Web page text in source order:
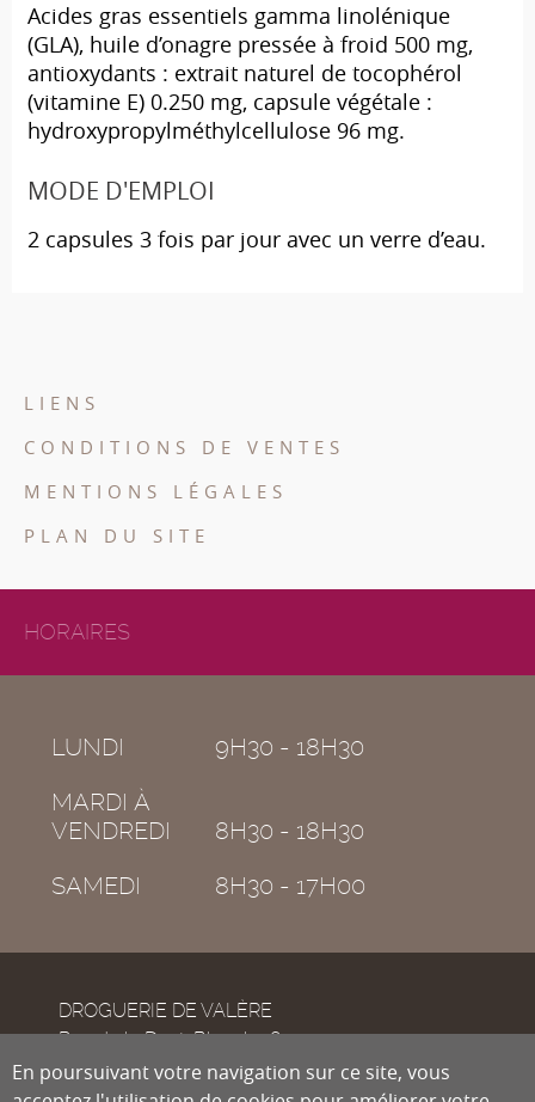
Acides gras essentiels gamma linolénique
(GLA), huile d’onagre pressée à froid 500 mg,
antioxydants : extrait naturel de tocophérol
(vitamine E) 0.250 mg, capsule végétale :
hydroxypropylméthylcellulose 96 mg.
MODE D'EMPLOI
2 capsules 3 fois par jour avec un verre d’eau.
LIENS
CONDITIONS DE VENTES
MENTIONS LÉGALES
PLAN DU SITE
HORAIRES
LUNDI
9H30 - 18H30
MARDI À
VENDREDI
8H30 - 18H30
SAMEDI
8H30 - 17H00
DROGUERIE DE VALÈRE
Rue de la Dent-Blanche 8
CH-1950
Sion
En poursuivant votre navigation sur ce site, vous